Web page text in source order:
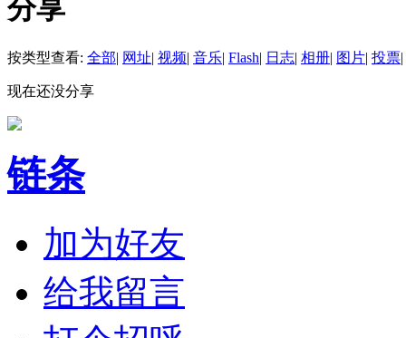
分享
按类型查看: 全部| 网址| 视频| 音乐| Flash| 日志| 相册| 图片| 投票|
现在还没分享
链条
加为好友
给我留言